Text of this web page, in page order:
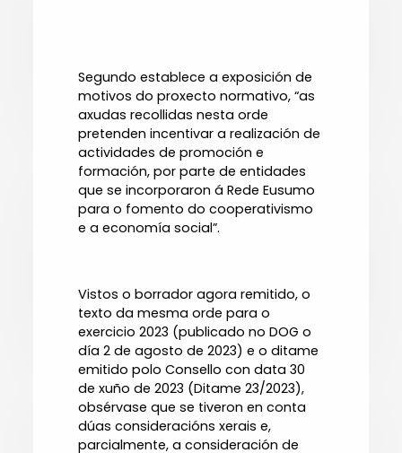
Segundo establece a exposición de
motivos do proxecto normativo, “as
axudas recollidas nesta orde
pretenden incentivar a realización de
actividades de promoción e
formación, por parte de entidades
que se incorporaron á Rede Eusumo
para o fomento do cooperativismo
e a economía social”.
Vistos o borrador agora remitido, o
texto da mesma orde para o
exercicio 2023 (publicado no DOG o
día 2 de agosto de 2023) e o ditame
emitido polo Consello con data 30
de xuño de 2023 (Ditame 23/2023),
obsérvase que se tiveron en conta
dúas consideracións xerais e,
parcialmente, a consideración de